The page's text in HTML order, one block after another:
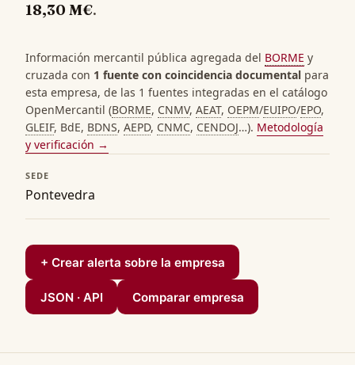
18,30 M€.
Información mercantil pública agregada del BORME y
cruzada con 1 fuente con coincidencia documental para
esta empresa, de las 1 fuentes integradas en el catálogo
OpenMercantil (BORME, CNMV, AEAT, OEPM/EUIPO/EPO,
GLEIF, BdE, BDNS, AEPD, CNMC, CENDOJ…). Metodología
y verificación →
SEDE
Pontevedra
+ Crear alerta sobre la empresa
JSON · API Comparar empresa